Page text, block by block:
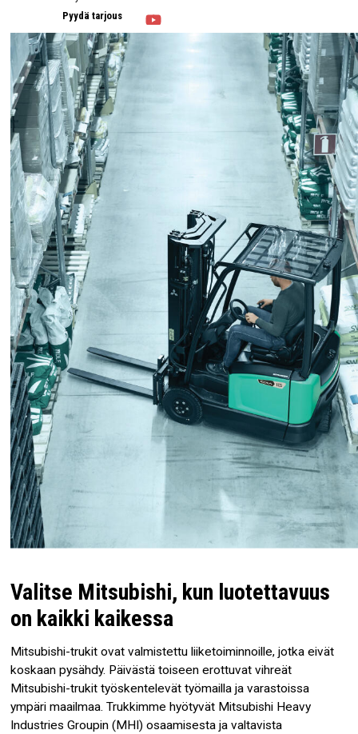
Pyydä tarjous
Valitse Mitsubishi, kun luotettavuus
on kaikki kaikessa
Mitsubishi-trukit ovat valmistettu liiketoiminnoille, jotka eivät
koskaan pysähdy. Päivästä toiseen erottuvat vihreät
Mitsubishi-trukit työskentelevät työmailla ja varastoissa
ympäri maailmaa. Trukkimme hyötyvät Mitsubishi Heavy
Industries Groupin (MHI) osaamisesta ja valtavista